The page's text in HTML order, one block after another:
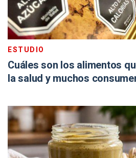
ESTUDIO
Cuáles son los alimentos
la salud y muchos